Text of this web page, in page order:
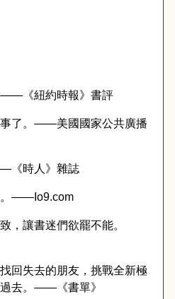
――《紐約時報》書評
了。――美國國家公共廣播
《時人》雜誌
。―― Io9.com
，讓書迷們欲罷不能。
回失去的朋友，挑戰全新極
去。――《書單》